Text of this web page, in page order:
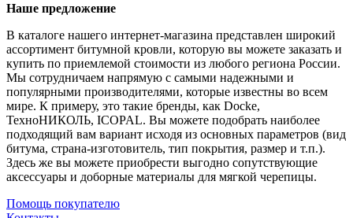
Наше предложение
В каталоге нашего интернет-магазина представлен широкий
ассортимент битумной кровли, которую вы можете заказать и
купить по приемлемой стоимости из любого региона России.
Мы сотрудничаем напрямую с самыми надежными и
популярными производителями, которые известны во всем
мире. К примеру, это такие бренды, как Docke,
ТехноНИКОЛЬ, ICOPAL. Вы можете подобрать наиболее
подходящий вам вариант исходя из основных параметров (вид
битума, страна-изготовитель, тип покрытия, размер и т.п.).
Здесь же вы можете приобрести выгодно сопутствующие
аксессуары и доборные материалы для мягкой черепицы.
Помощь покупателю